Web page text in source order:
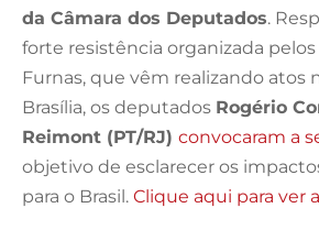
da Câmara dos Deputados.
forte resistência organizada
Furnas, que vêm realizando atos
Brasília, os deputados Rogério
Reimont (PT/RJ) convocaram a
objetivo de esclarecer os
para o Brasil. Clique aqui para ver